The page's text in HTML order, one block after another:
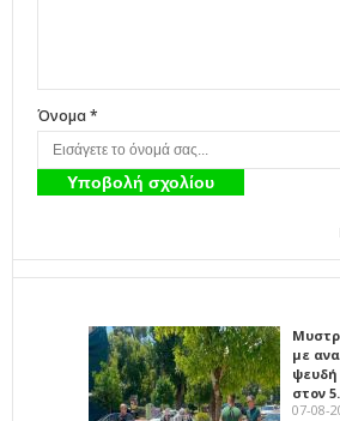
Όνομα *
με
στον
07-08-